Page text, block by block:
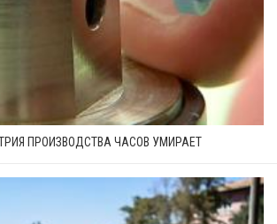
ПРОИЗВОДСТВА ЧАСОВ УМИРАЕТ